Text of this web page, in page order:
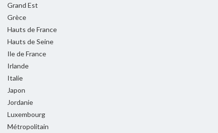
Grand Est
Grèce
Hauts de France
Hauts de Seine
Ile de France
Irlande
Italie
Japon
Jordanie
Luxembourg
Métropolitain